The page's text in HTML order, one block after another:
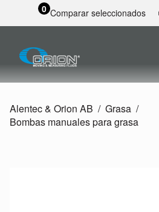
0 Comparar seleccionados
Alentec & Orion AB
Grasa
Bombas manuales para grasa